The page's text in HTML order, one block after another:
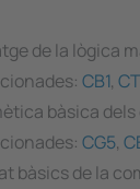
de la lògica
CB1,
bàsica
CG5,
bàsics de la